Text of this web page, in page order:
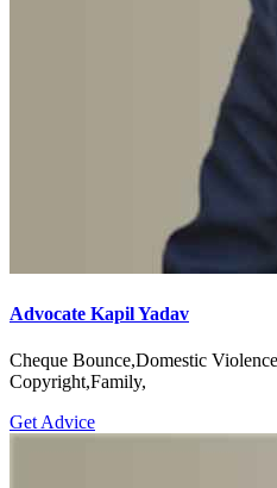
Advocate Kapil Yadav
Cheque Bounce,Domestic
Copyright,Family,
Get Advice